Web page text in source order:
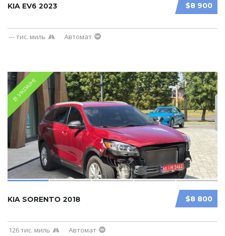
$8 900
KIA EV6 2023
--- тис. миль Автомат
В УКРАЇНІ
$8 800
KIA SORENTO 2018
126 тис. миль Автомат